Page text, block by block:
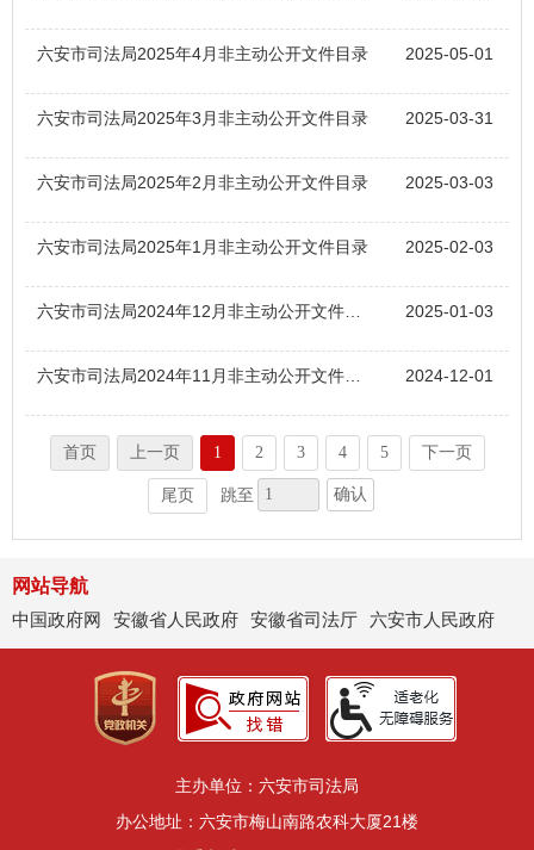
六安市司法局2025年4月非主动公开文件目录 2025-05-01
六安市司法局2025年3月非主动公开文件目录 2025-03-31
六安市司法局2025年2月非主动公开文件目录 2025-03-03
六安市司法局2025年1月非主动公开文件目录 2025-02-03
2025-01-03
2024-12-01
首页 上一页 1 2 3 4 5 下一页
尾页 跳至 确认
网站导航
中国政府网
安徽省人民政府 安徽省司法厅 六安市人民政府
主办单位：六安市司法局
办公地址：六安市梅山南路农科大厦21楼